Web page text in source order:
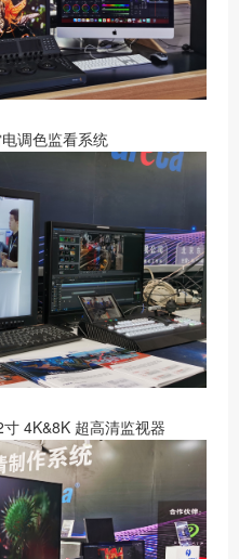
调色监看系统
4K&8K 超高清监视器